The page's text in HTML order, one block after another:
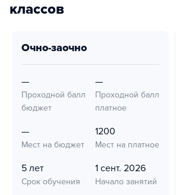
классов
очно-заочно
—
Проходной балл
бюджет
—
Проходной балл
платное
—
Мест на бюджет
1200
Мест на платное
5 лет
Срок обучения
1 сент. 2026
Начало занятий